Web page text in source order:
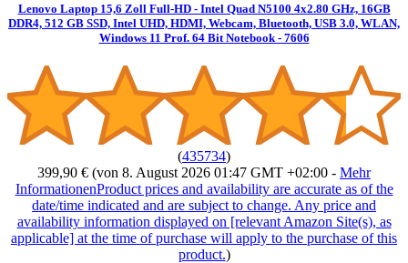
Lenovo Laptop 15,6 Zoll Full-HD - Intel Quad N5100 4x2.80 GHz, 16GB
DDR4, 512 GB SSD, Intel UHD, HDMI, Webcam, Bluetooth, USB 3.0, WLAN,
Windows 11 Prof. 64 Bit Notebook - 7606
(435734)
399,90 € (von 8. August 2026 01:47 GMT +02:00 - Mehr
InformationenProduct prices and availability are accurate as of the
date/time indicated and are subject to change. Any price and
availability information displayed on [relevant Amazon Site(s), as
applicable] at the time of purchase will apply to the purchase of this
product.)